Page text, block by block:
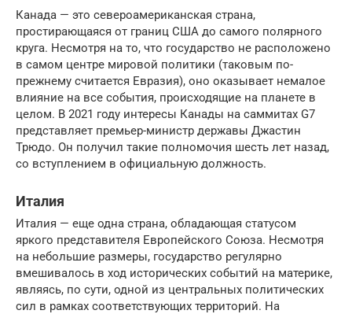
Канада — это североамериканская страна,
простирающаяся от границ США до самого полярного
круга. Несмотря на то, что государство не расположено
в самом центре мировой политики (таковым по-
прежнему считается Евразия), оно оказывает немалое
влияние на все события, происходящие на планете в
целом. В 2021 году интересы Канады на саммитах G7
представляет премьер-министр державы Джастин
Трюдо. Он получил такие полномочия шесть лет назад,
со вступлением в официальную должность.
Италия
Италия — еще одна страна, обладающая статусом
яркого представителя Европейского Союза. Несмотря
на небольшие размеры, государство регулярно
вмешивалось в ход исторических событий на материке,
являясь, по сути, одной из центральных политических
сил в рамках соответствующих территорий. На